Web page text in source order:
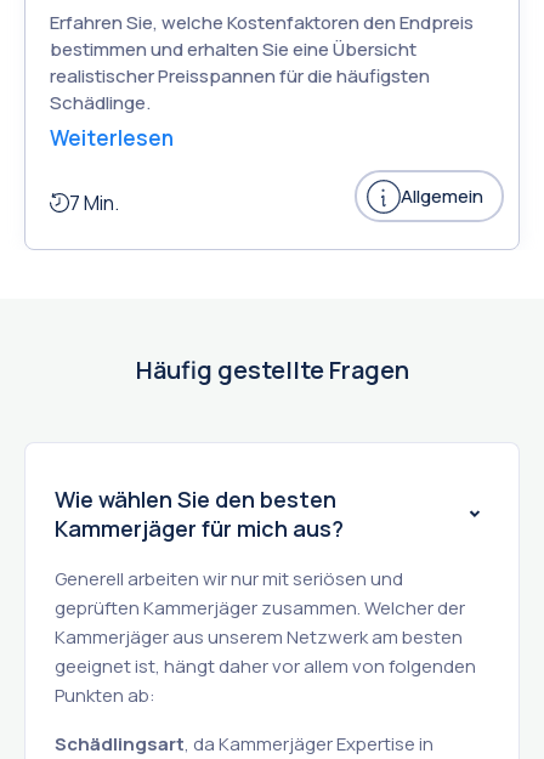
Erfahren Sie, welche Kostenfaktoren den Endpreis
bestimmen und erhalten Sie eine Übersicht
realistischer Preisspannen für die häufigsten
Schädlinge.
Weiterlesen
7 Min. Allgemein
Häufig gestellte Fragen
Wie wählen Sie den besten
Kammerjäger für mich aus?
Generell arbeiten wir nur mit seriösen und
geprüften Kammerjäger zusammen. Welcher der
Kammerjäger aus unserem Netzwerk am besten
geeignet ist, hängt daher vor allem von folgenden
Punkten ab:
Schädlingsart, da Kammerjäger Expertise in